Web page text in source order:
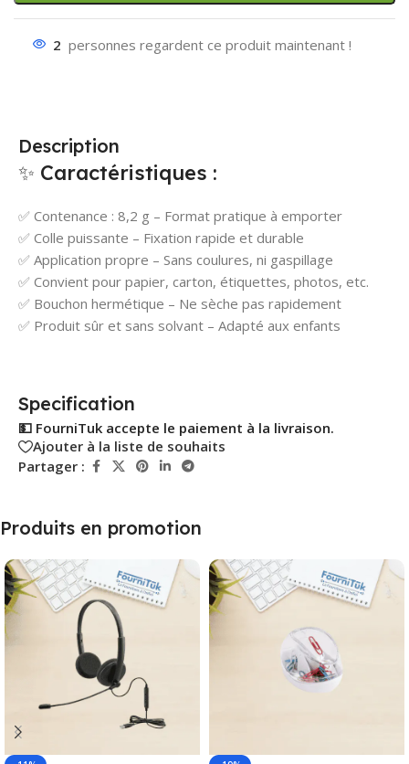
2 personnes regardent ce produit maintenant !
Description
✨ Caractéristiques :
✅ Contenance : 8,2 g – Format pratique à emporter
✅ Colle puissante – Fixation rapide et durable
✅ Application propre – Sans coulures, ni gaspillage
✅ Convient pour papier, carton, étiquettes, photos, etc.
✅ Bouchon hermétique – Ne sèche pas rapidement
✅ Produit sûr et sans solvant – Adapté aux enfants
Specification
💵 FourniTuk accepte le paiement à la livraison.
Ajouter à la liste de souhaits
Partager :
Produits en promotion